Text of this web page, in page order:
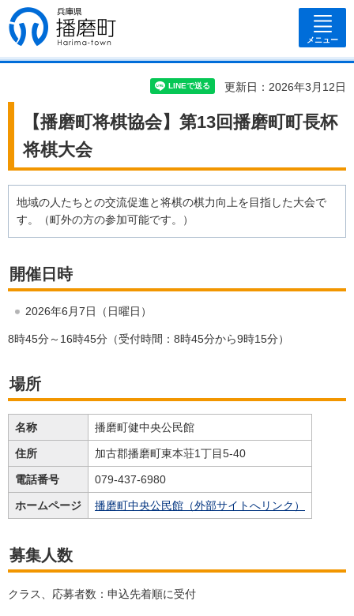
兵庫県 播磨
町
メニュー
更新日：2026年3月12日
【播磨町将棋協会】第13回播磨町町長杯
将棋大会
地域の人たちとの交流促進と将棋の棋力向上を目指した大会で
す。（町外の方の参加可能です。）
開催日時
2026年6月7日（日曜日）
8時45分～16時45分（受付時間：8時45分から9時15分）
場所
名称 播磨町健中央公民館
住所 加古郡播磨町東本荘1丁目5-40
電話番号 079-437-6980
ホームページ 播磨町中央公民館（外部サイトへリンク）
募集人数
クラス、応募者数：申込先着順に受付